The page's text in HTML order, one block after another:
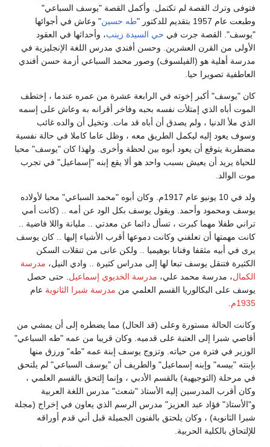
فتوفى وترك القصة لم تكتمل. وأكمل القصة "يوسف السباعي"
وطبعت عام 1957 بتقديم للدكتور "
طه حسين" وعاش في أجوائها
"يوسف". القصة جرت في حي السيدة زينب، وأحداثها في العقود
الأولى من القرن العشرين. وحسن أفندي مدرس اللغة الإنجليزية في
مدرسة أهلية هو (الفيلسوف) وصور محمد السباعي أزمة حسن أفندي
العاطفية تصويرا حيا.
كان "يوسف" أكبر إخوته في الرابعة عشرة من عمره عندما ، إختطف
الموت أباه الذي إمتلأت نفسه بحبه وفاخر أقرانه به وعاش على إسمه
الذي ملأ الدنيا ، ولم يصدق أن أباه قد مات. وتخيل أن والده غائب
وسوف يعود إليه ليكمل الطريق معه ، وظل عاما كاملا في حالة نفسية
مضطربة يتوقع أن يعود أبوه بين لحظة وأخرى. ولهذا كان "يوسف" محبا
للحياة يريد أن يعيش بسبب واحد هو ألا يقع إبنه "إسماعيل" في تجرب
موت الوالد.
ولد في 10 يونيو عام 1917م. وكان أبوه "محمد السباعي" محبا لأولاده
يوسف ومحمود وأحمد. ويقول يوسف بكل الود عن أمه .. (كانت أمي
تراني طفلا مهما كبرت ، تسأل دائما عن معدتي .. مليانة واللا فاضية ..
كانت مهمتها أن تعلفني وكانت دموعها أقرب الأشياء إليها .. كان يوسف
يرى في أبيه مثقفا وفنانا بوهيميا .. ولكن عانى من تنقلات السكن
الكثيرة فتنقل يوسف تبعا لها إلى مدراس كثيرة .. وادي النيل، مدرسة
الكمال، مدرسة محمد علي، مدرسة الخديوي إسماعيل . حتى حصل
يوسف على البكالوريا القسم العلمي من مدرسة شبرا الثانوية عام
1935م
وكانت الحالة مستورة وعلى (قد الحال) مما يضطره إلى أن يمشي من
أقاصي شبرا إلى العتبة على قدميه. وكان قريبا من عمه "طه السباعي"
الوزير في فترة من حياته. وتزوج يوسف إبنة عمه "طه" ورزق منها
بإبنته "بيسه" وإبنه إسماعيل" والطريف أن "يوسف السباعي" لم يلتحق
في مرحلة (التوجيهية) بالقسم الأدبي ، وإنما إلتحق بالقسم العلمي ،
وكان أقرب المدرسين إليه الأستاذ "شعث" مدرس اللغة العربية
و"الأستاذ" فؤاد عبد العزيز" مدرس الرسم الذي يعاون في إخراج (مجلة
شبرا الثانوية) ، وكان يلحتق بالفنون الجميلة قبل أني قدم أوراقه
للإلتحاق بالكلية الحربية.